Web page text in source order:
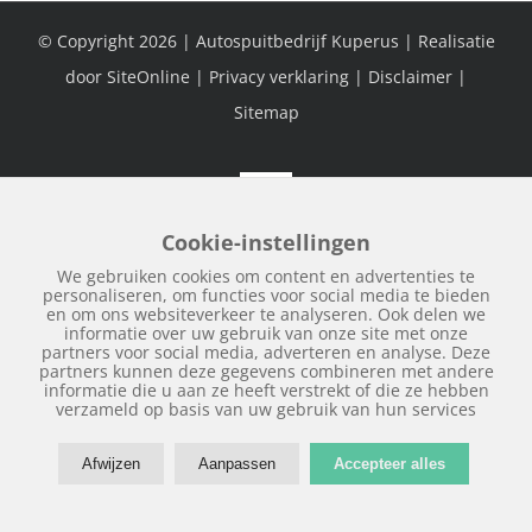
© Copyright 2026 | Autospuitbedrijf Kuperus | Realisatie
door SiteOnline | Privacy verklaring | Disclaimer |
Sitemap
Cookie-instellingen
We gebruiken cookies om content en advertenties te
personaliseren, om functies voor social media te bieden
en om ons websiteverkeer te analyseren. Ook delen we
informatie over uw gebruik van onze site met onze
partners voor social media, adverteren en analyse. Deze
partners kunnen deze gegevens combineren met andere
informatie die u aan ze heeft verstrekt of die ze hebben
verzameld op basis van uw gebruik van hun services
Afwijzen Aanpassen Accepteer alles